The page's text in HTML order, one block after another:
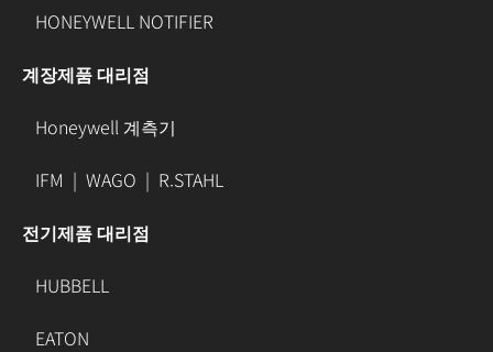
HONEYWELL NOTIFIER
계장제품 대리점
Honeywell 계측기
IFM | WAGO | R.STAHL
전기제품 대리점
HUBBELL
EATON